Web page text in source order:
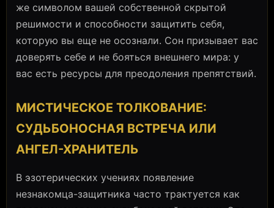
же символом вашей собственной скрытой
решимости и способности защитить себя,
которую вы еще не осознали. Сон призывает вас
доверять себе и не бояться внешнего мира: у
вас есть ресурсы для преодоления препятствий.
МИСТИЧЕСКОЕ ТОЛКОВАНИЕ:
СУДЬБОНОСНАЯ ВСТРЕЧА ИЛИ
АНГЕЛ-ХРАНИТЕЛЬ
В эзотерических учениях появление
незнакомца-защитника часто трактуется как